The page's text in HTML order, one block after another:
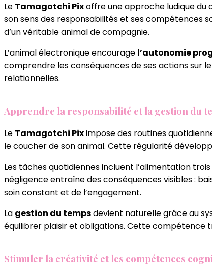
Le Tamagotchi Pixoffre une approche ludique du
son sens des responsabilités et ses compétences
d’un véritable animal de compagnie.
L’animal électronique encourage l’autonomie
comprendre les conséquences de ses actions sur
relationnelles.
Apprendre la responsabilité et la gestion du
Le Tamagotchi Piximpose des routines
le coucher de son animal. Cette régularité
Les tâches quotidiennes incluent l’alimentation
négligence entraîne des conséquences visibles :
soin constant et de l’engagement.
La gestion du tempsdevient naturelle grâce au
équilibrer plaisir et obligations. Cette compétence
Stimuler la créativité et les compétences